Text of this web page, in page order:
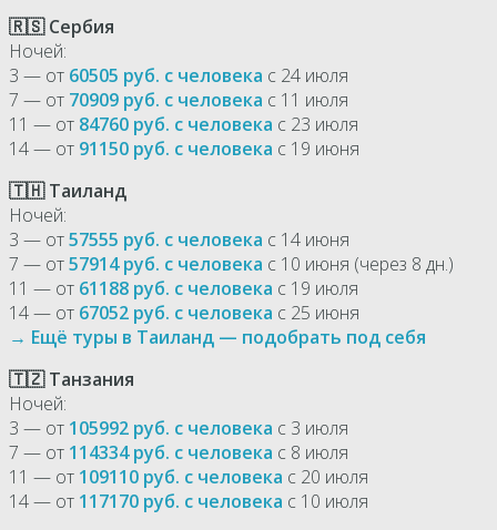
🇷🇸 Сербия
Ночей:
3 — от 60505 руб. с человека с 24 июля
7 — от 70909 руб. с человека с 11 июля
11 — от 84760 руб. с человека с 23 июля
14 — от 91150 руб. с человека с 19 июня
🇹🇭 Таиланд
Ночей:
3 — от57555 руб. с человека с 14 июня
7 — от57914 руб. с человека с 10 июня (через 8 дн.)
11 — от 61188 руб. с человека с 19 июля
14 — от 67052 руб. с человека с 25 июня
→ Ещё туры в Таиланд — подобрать под себя
🇹🇿 Танзания
Ночей:
3 — от 105992 руб. с человека с 3 июля
7 — от 114334 руб. с человека с 8 июля
11 — от 109110 руб. с человека с 20 июля
14 — от 117170 руб. с человека с 10 июля